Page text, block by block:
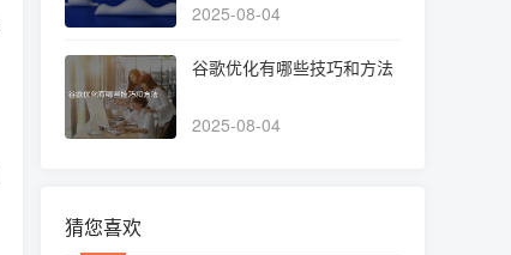
2025-08-04
谷歌优化有哪些技巧和方法
2025-08-04
猜您喜欢